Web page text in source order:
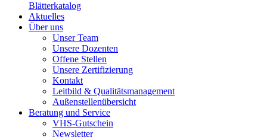
Blätterkatalog
Aktuelles
Über uns
Unser Team
Unsere Dozenten
Offene Stellen
Unsere Zertifizierung
Kontakt
Leitbild & Qualitätsmanagement
Außenstellenübersicht
Beratung und Service
VHS-Gutschein
Newsletter